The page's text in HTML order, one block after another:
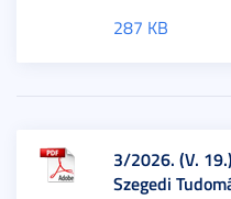
287 KB
3/2026. (V.
Szegedi